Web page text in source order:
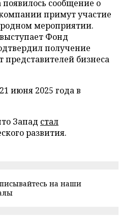
сообщение о
примут участие
мероприятии.
Фонд
получение
бизнеса
июня 2025 года в
Запад стал
развития.
на наши